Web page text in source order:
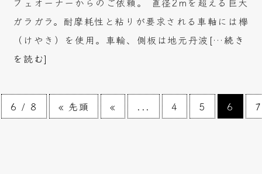
ガラガラ。耐摩耗性と粘りが要求される車軸には欅
（けやき）を使用。車輪、側板は地元丹波 […続き
を読む]
6 / 8 « 先頭 « ... 4 5 6 7